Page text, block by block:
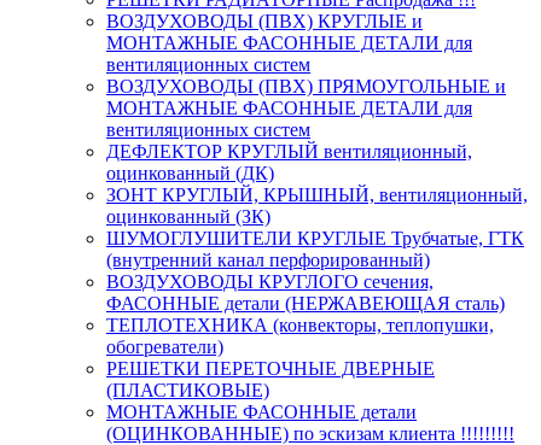
ВОЗДУХОВОДЫ (ПВХ) КРУГЛЫЕ и
МОНТАЖНЫЕ ФАСОННЫЕ ДЕТАЛИ для
вентиляционных систем
ВОЗДУХОВОДЫ (ПВХ) ПРЯМОУГОЛЬНЫЕ и
МОНТАЖНЫЕ ФАСОННЫЕ ДЕТАЛИ для
вентиляционных систем
ДЕФЛЕКТОР КРУГЛЫЙ вентиляционный,
оцинкованный (ДК)
ЗОНТ КРУГЛЫЙ, КРЫШНЫЙ, вентиляционный,
оцинкованный (ЗК)
ШУМОГЛУШИТЕЛИ КРУГЛЫЕ Трубчатые, ГТК
(внутренний канал перфорированный)
ВОЗДУХОВОДЫ КРУГЛОГО сечения,
ФАСОННЫЕ детали (НЕРЖАВЕЮЩАЯ сталь)
ТЕПЛОТЕХНИКА (конвекторы, теплопушки,
обогреватели)
РЕШЕТКИ ПЕРЕТОЧНЫЕ ДВЕРНЫЕ
(ПЛАСТИКОВЫЕ)
МОНТАЖНЫЕ ФАСОННЫЕ детали
(ОЦИНКОВАННЫЕ) по эскизам клиента !!!!!!!!!